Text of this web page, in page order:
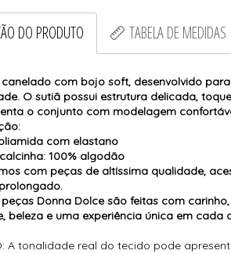
DO PRODUTO TABELA DE MEDIDAS
com bojo soft, desenvolvido
O sutiã possui estrutura delicada,
o conjunto com modelagem
com elastano
100% algodão
com peças de altíssima qualidade,
Donna Dolce são feitas com
beleza e uma experiência única em cada
A tonalidade real do tecido pode